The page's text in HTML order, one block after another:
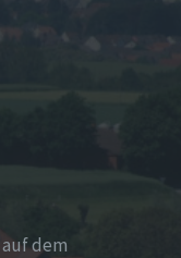
dem